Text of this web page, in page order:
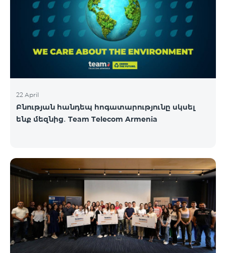
ժամանման սրահ Շուրջօրյա
22 April
Բնության հանդեպ հոգատարությունը սկսել
ենք մեզնից․ Team Telecom Armenia